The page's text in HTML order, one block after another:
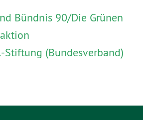
Bündnis 90/Die Grünen
(Bundesverband)